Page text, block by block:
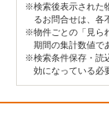
※検索後表示された
るお問合せは、各
※物件ごとの「見ら
期間の集計数値で
※検索条件保存・読
効になっている必